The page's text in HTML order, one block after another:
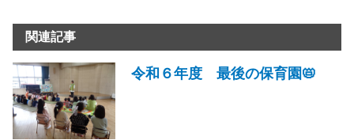
関連記事
令和６年度 最後の保育園📛